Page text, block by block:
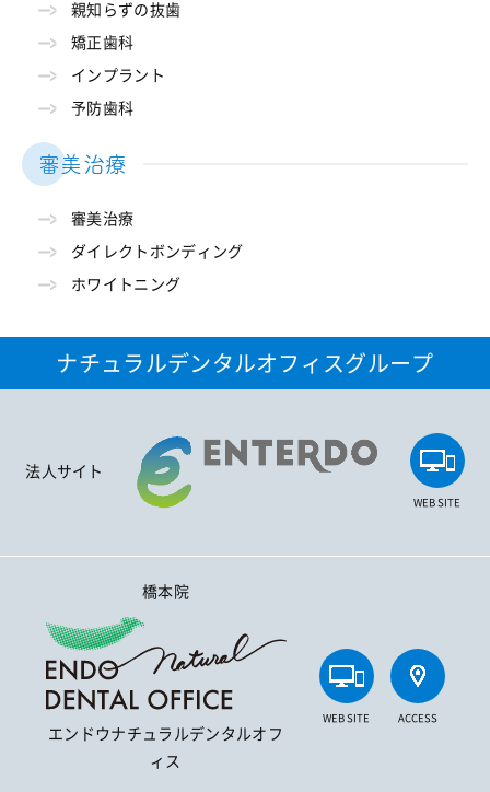
親知らずの抜歯
矯正歯科
インプラント
予防歯科
審美治療
審美治療
ダイレクトボンディング
ホワイトニング
ナチュラルデンタルオフィスグループ
法人サイト
WEB SITE
橋本院
エンドウナチュラルデンタルオフ
ィス
WEB SITE ACCESS